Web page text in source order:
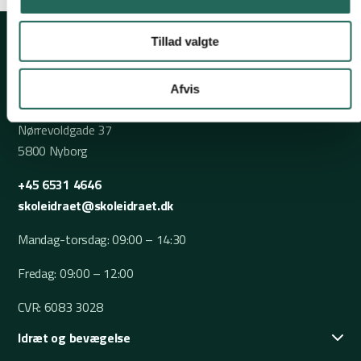
Tillad valgte
Afvis
Nørrevoldgade 37
5800 Nyborg
+45 6531 4646
skoleidraet@skoleidraet.dk
Mandag-torsdag: 09:00 – 14:30
Fredag: 09:00 – 12:00
CVR: 6083 3028
Idræt og bevægelse